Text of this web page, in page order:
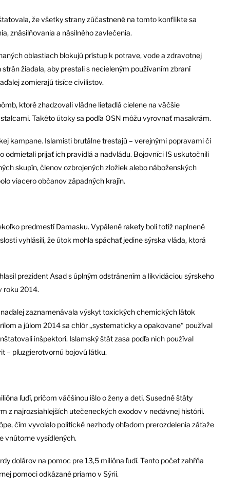
že všetky strany zúčastnené na tomto konflikte sa
znásilňovania a násilného zavlečenia.
oblastiach blokujú prístup k potrave, vode a zdravotnej
žiadala, aby prestali s necieleným používaním zbraní
zomierajú tisíce civilistov.
ktoré zhadzovali vládne lietadlá cielene na väčšie
Takéto útoky sa podľa OSN môžu vyrovnať masakrám.
kampane. Islamisti brutálne trestajú – verejnými popravami či
prijať ich pravidlá a nadvládu. Bojovníci IS uskutočnili
skupín, členov ozbrojených zložiek alebo náboženských
viacero občanov západných krajín.
predmestí Damasku. Vypálené rakety boli totiž naplnené
vyhlásili, že útok mohla spáchať jedine sýrska vláda, ktorá
prezident Asad s úplným odstránením a likvidáciou sýrskeho
roku 2014.
zaznamenávala výskyt toxických chemických látok
a júlom 2014 sa chlór „systematicky a opakovane“ používal
inšpektori. Islamský štát zasa podľa nich používal
– pľuzgierotvornú bojovú látku.
ľudí, pričom väčšinou išlo o ženy a deti. Susedné štáty
z najrozsiahlejších utečeneckých exodov v nedávnej histórii.
čím vyvolalo politické nezhody ohľadom prerozdelenia záťaže
vnútorne vysídlených.
dolárov na pomoc pre 13,5 milióna ľudí. Tento počet zahŕňa
pomoci odkázané priamo v Sýrii.